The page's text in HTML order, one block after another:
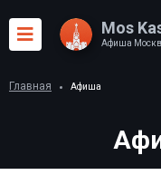
Mos
Афиша
Главная Афиша